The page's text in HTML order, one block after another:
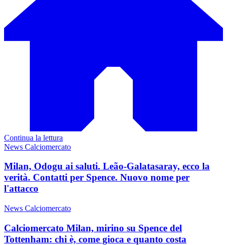
Continua la lettura
News Calciomercato
Milan, Odogu ai saluti. Leão-Galatasaray, ecco la
verità. Contatti per Spence. Nuovo nome per
l'attacco
News Calciomercato
Calciomercato Milan, mirino su Spence del
Tottenham: chi è, come gioca e quanto costa